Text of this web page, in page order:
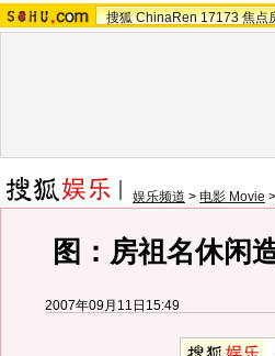
搜狐 ChinaRen 17173 焦点
娱乐频道 > 电影 Movie >
图：房祖名休闲
2007年09月11日15:49